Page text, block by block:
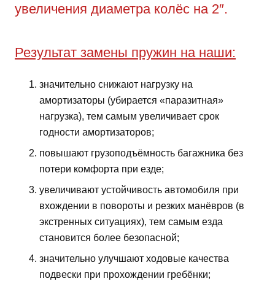
увеличения диаметра колёс на 2″.
Результат замены пружин на наши:
значительно снижают нагрузку на
амортизаторы (убирается «паразитная»
нагрузка), тем самым увеличивает срок
годности амортизаторов;
повышают грузоподъёмность багажника без
потери комфорта при езде;
увеличивают устойчивость автомобиля при
вхождении в повороты и резких манёвров (в
экстренных ситуациях), тем самым езда
становится более безопасной;
значительно улучшают ходовые качества
подвески при прохождении гребёнки;